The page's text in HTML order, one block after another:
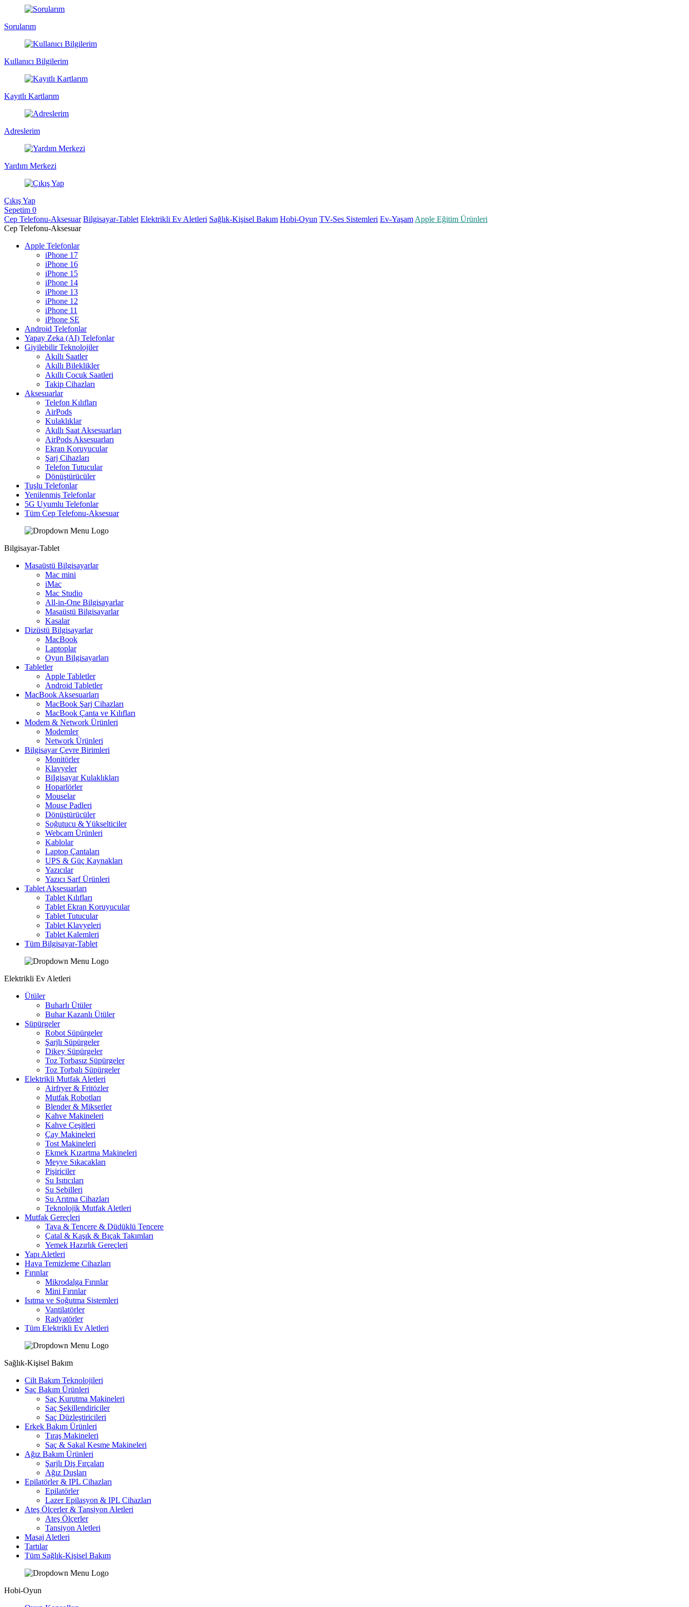
Sorularım
Kullanıcı Bilgilerim
Kayıtlı Kartlarım
Adreslerim
Yardım Merkezi
Çıkış Yap
Sepetim 0
Cep Telefonu-Aksesuar Bilgisayar-Tablet Elektrikli Ev Aletleri Sağlık-Kişisel Bakım Hobi-Oyun TV-Ses Sistemleri Ev-Yaşam Apple Eğitim Ürünleri
Cep Telefonu-Aksesuar
Apple Telefonlar
iPhone 17
iPhone 16
iPhone 15
iPhone 14
iPhone 13
iPhone 12
iPhone 11
iPhone SE
Android Telefonlar
Yapay Zeka (AI) Telefonlar
Giyilebilir Teknolojiler
Akıllı Saatler
Akıllı Bileklikler
Akıllı Çocuk Saatleri
Takip Cihazları
Aksesuarlar
Telefon Kılıfları
AirPods
Kulaklıklar
Akıllı Saat Aksesuarları
AirPods Aksesuarları
Ekran Koruyucular
Şarj Cihazları
Telefon Tutucular
Dönüştürücüler
Tuşlu Telefonlar
Yenilenmiş Telefonlar
5G Uyumlu Telefonlar
Tüm Cep Telefonu-Aksesuar
Bilgisayar-Tablet
Masaüstü Bilgisayarlar
Mac mini
iMac
Mac Studio
All-in-One Bilgisayarlar
Masaüstü Bilgisayarlar
Kasalar
Dizüstü Bilgisayarlar
MacBook
Laptoplar
Oyun Bilgisayarları
Tabletler
Apple Tabletler
Android Tabletler
MacBook Aksesuarları
MacBook Şarj Cihazları
MacBook Çanta ve Kılıfları
Modem & Network Ürünleri
Modemler
Network Ürünleri
Bilgisayar Çevre Birimleri
Monitörler
Klavyeler
BiIgisayar Kulaklıkları
Hoparlörler
Mouselar
Mouse Padleri
Dönüştürücüler
Soğutucu & Yükselticiler
Webcam Ürünleri
Kablolar
Laptop Çantaları
UPS & Güç Kaynakları
Yazıcılar
Yazıcı Sarf Ürünleri
Tablet Aksesuarları
Tablet Kılıfları
Tablet Ekran Koruyucular
Tablet Tutucular
Tablet Klavyeleri
Tablet Kalemleri
Tüm Bilgisayar-Tablet
Elektrikli Ev Aletleri
Ütüler
Buharlı Ütüler
Buhar Kazanlı Ütüler
Süpürgeler
Robot Süpürgeler
Şarjlı Süpürgeler
Dikey Süpürgeler
Toz Torbasız Süpürgeler
Toz Torbalı Süpürgeler
Elektrikli Mutfak Aletleri
Airfryer & Fritözler
Mutfak Robotları
Blender & Mikserler
Kahve Makineleri
Kahve Çeşitleri
Çay Makineleri
Tost Makineleri
Ekmek Kızartma Makineleri
Meyve Sıkacakları
Pişiriciler
Su Isıtıcıları
Su Sebilleri
Su Arıtma Cihazları
Teknolojik Mutfak Aletleri
Mutfak Gereçleri
Tava & Tencere & Düdüklü Tencere
Çatal & Kaşık & Bıçak Takımları
Yemek Hazırlık Gereçleri
Yapı Aletleri
Hava Temizleme Cihazları
Fırınlar
Mikrodalga Fırınlar
Mini Fırınlar
Isıtma ve Soğutma Sistemleri
Vantilatörler
Radyatörler
Tüm Elektrikli Ev Aletleri
Sağlık-Kişisel Bakım
Cilt Bakım Teknolojileri
Saç Bakım Ürünleri
Saç Kurutma Makineleri
Saç Şekillendiriciler
Saç Düzleştiricileri
Erkek Bakım Ürünleri
Tıraş Makineleri
Saç & Sakal Kesme Makineleri
Ağız Bakım Ürünleri
Şarjlı Diş Fırçaları
Ağız Duşları
Epilatörler & IPL Cihazları
Epilatörler
Lazer Epilasyon & IPL Cihazları
Ateş Ölçerler & Tansiyon Aletleri
Ateş Ölçerler
Tansiyon Aletleri
Masaj Aletleri
Tartılar
Tüm Sağlık-Kişisel Bakım
Hobi-Oyun